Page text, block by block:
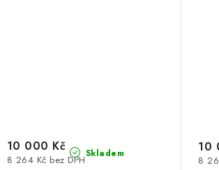
Skladem
8 264 Kč bez DPH
10 000 Kč
8
10